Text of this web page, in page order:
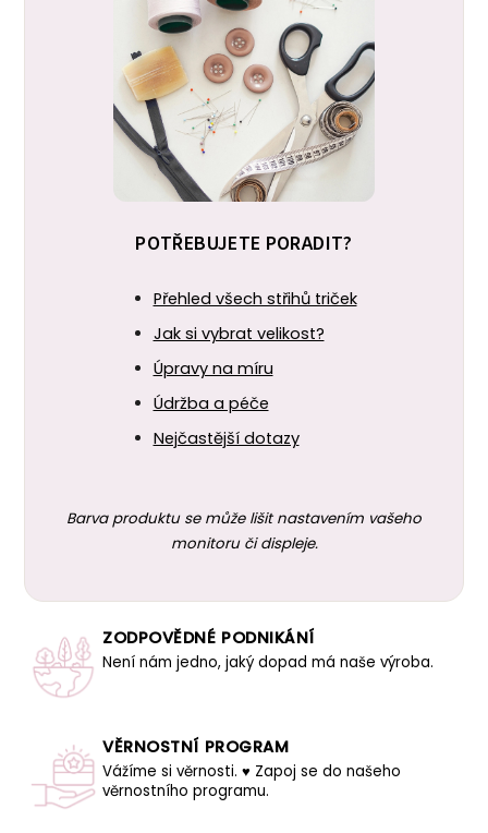
POTŘEBUJETE PORADIT?
Přehled všech střihů triček
Jak si vybrat velikost?
Úpravy na míru
Údržba a péče
Nejčastější dotazy
Barva produktu se může lišit nastavením vašeho
monitoru či displeje.
ZODPOVĚDNÉ PODNIKÁNÍ
Není nám jedno, jaký dopad má naše výroba.
VĚRNOSTNÍ PROGRAM
Vážíme si věrnosti. ♥ Zapoj se do našeho
věrnostního programu.